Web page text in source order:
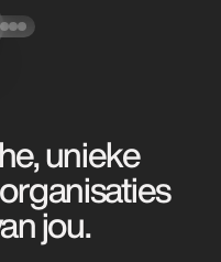
unieke
jou.